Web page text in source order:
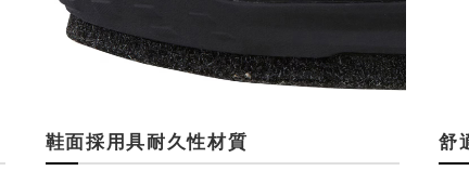
鞋面採用具耐久性材質 舒